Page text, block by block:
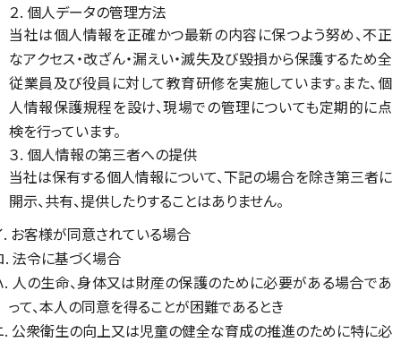
２. 個人データの管理方法
当社は個人情報を正確かつ最新の内容に保つよう努め、不正
なアクセス・改ざん・漏えい・滅失及び毀損から保護するため全
従業員及び役員に対して教育研修を実施しています。また、個
人情報保護規程を設け、現場での管理についても定期的に点
検を行っています。
３. 個人情報の第三者への提供
当社は保有する個人情報について、下記の場合を除き第三者に
開示、共有、提供したりすることはありません。
. お客様が同意されている場合
. 法令に基づく場合
. 人の生命、身体又は財産の保護のために必要がある場合であ
って、本人の同意を得ることが困難であるとき
. 公衆衛生の向上又は児童の健全な育成の推進のために特に必